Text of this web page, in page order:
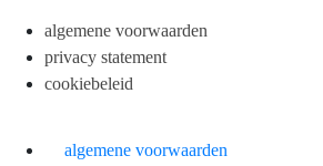
algemene voorwaarden
privacy statement
cookiebeleid
algemene voorwaarden